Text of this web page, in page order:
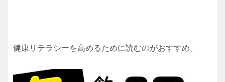
健康リテラシーを高めるために読むのがおすすめ。